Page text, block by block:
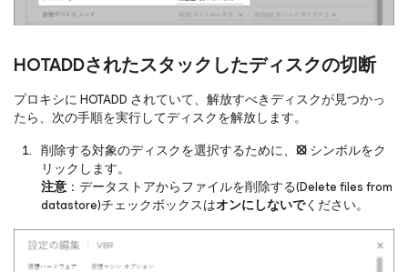
HOTADDされたスタックしたディスクの切断
プロキシに HOTADD されていて、解放すべきディスクが見つかっ
たら、次の手順を実行してディスクを解放します。
削除する対象のディスクを選択するために、 ⦻シンボルをク
リックします。
注意 ：データストアからファイルを削除する(Delete files from
datastore)チェックボックスはオンにしないでください。